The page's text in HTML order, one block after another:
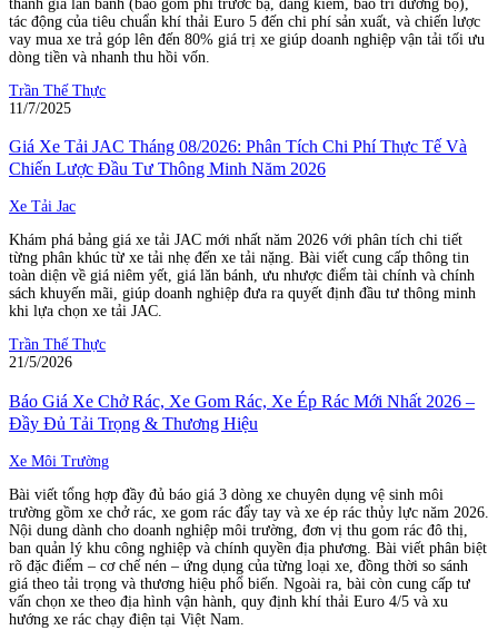
thành giá lăn bánh (bao gồm phí trước bạ, đăng kiểm, bảo trì đường bộ),
tác động của tiêu chuẩn khí thải Euro 5 đến chi phí sản xuất, và chiến lược
vay mua xe trả góp lên đến 80% giá trị xe giúp doanh nghiệp vận tải tối ưu
dòng tiền và nhanh thu hồi vốn.
Trần Thế Thực
11/7/2025
Giá Xe Tải JAC Tháng 08/2026: Phân Tích Chi Phí Thực Tế Và
Chiến Lược Đầu Tư Thông Minh Năm 2026
Xe Tải Jac
Khám phá bảng giá xe tải JAC mới nhất năm 2026 với phân tích chi tiết
từng phân khúc từ xe tải nhẹ đến xe tải nặng. Bài viết cung cấp thông tin
toàn diện về giá niêm yết, giá lăn bánh, ưu nhược điểm tài chính và chính
sách khuyến mãi, giúp doanh nghiệp đưa ra quyết định đầu tư thông minh
khi lựa chọn xe tải JAC.
Trần Thế Thực
21/5/2026
Báo Giá Xe Chở Rác, Xe Gom Rác, Xe Ép Rác Mới Nhất 2026 –
Đầy Đủ Tải Trọng & Thương Hiệu
Xe Môi Trường
Bài viết tổng hợp đầy đủ báo giá 3 dòng xe chuyên dụng vệ sinh môi
trường gồm xe chở rác, xe gom rác đẩy tay và xe ép rác thủy lực năm 2026.
Nội dung dành cho doanh nghiệp môi trường, đơn vị thu gom rác đô thị,
ban quản lý khu công nghiệp và chính quyền địa phương. Bài viết phân biệt
rõ đặc điểm – cơ chế nén – ứng dụng của từng loại xe, đồng thời so sánh
giá theo tải trọng và thương hiệu phổ biến. Ngoài ra, bài còn cung cấp tư
vấn chọn xe theo địa hình vận hành, quy định khí thải Euro 4/5 và xu
hướng xe rác chạy điện tại Việt Nam.